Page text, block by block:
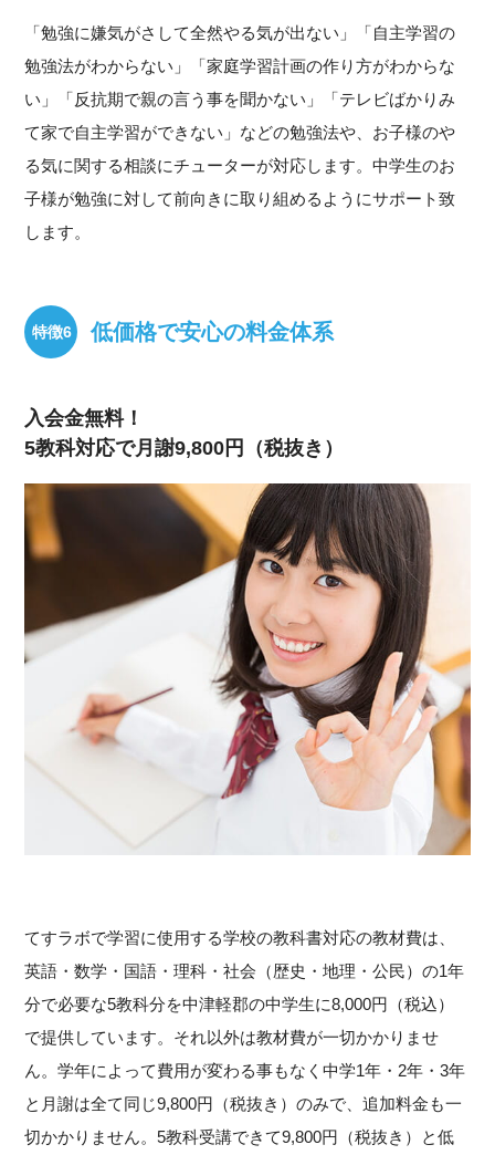
「勉強に嫌気がさして全然やる気が出ない」「自主学習の
勉強法がわからない」「家庭学習計画の作り方がわからな
い」「反抗期で親の言う事を聞かない」「テレビばかりみ
て家で自主学習ができない」などの勉強法や、お子様のや
る気に関する相談にチューターが対応します。中学生のお
子様が勉強に対して前向きに取り組めるようにサポート致
します。
低価格で安心の料金体系
入会金無料！
5教科対応で月謝9,800円（税抜き）
てすラボで学習に使用する学校の教科書対応の教材費は、
英語・数学・国語・理科・社会（歴史・地理・公民）の1年
分で必要な5教科分を中津軽郡の中学生に8,000円（税込）
で提供しています。それ以外は教材費が一切かかりませ
ん。学年によって費用が変わる事もなく中学1年・2年・3年
と月謝は全て同じ9,800円（税抜き）のみで、追加料金も一
切かかりません。5教科受講できて9,800円（税抜き）と低